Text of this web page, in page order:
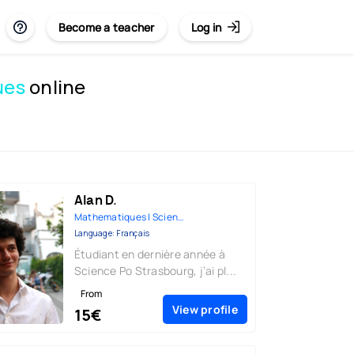
Become a teacher Log in
online
Alan D.
Mathematiques | Sciences-Physi...
Language: Français
Étudiant en dernière année à
Science Po Strasbourg, j’ai pl...
From
15€ View profile